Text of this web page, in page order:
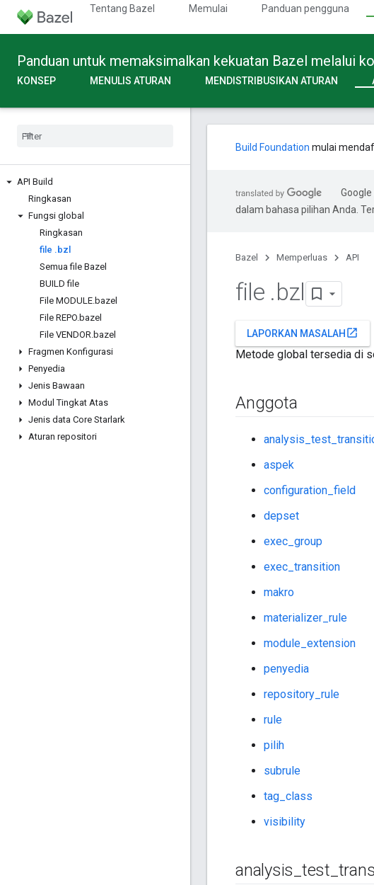
Tentang Bazel Memulai Panduan pengguna
Panduan untuk memaksimalkan kekuatan Bazel melalui
KONSEP MENULIS ATURAN MENDISTRIBUSIKAN ATURAN
API Build
Ringkasan
Fungsi global
Ringkasan
file . bzl
Semua file Bazel
BUILD file
File MODULE.bazel
File REPO.bazel
File VENDOR.bazel
Fragmen Konfigurasi
Penyedia
Jenis Bawaan
Modul Tingkat Atas
Jenis data Core Starlark
Aturan repositori
Build Foundation mulai
dalam bahasa pilihan Anda.
Bazel Memperluas API
file .bzl
LAPORKAN MASALAH open_in_new
Metode global tersedia di
Anggota
aspek
configuration_field
depset
exec_group
exec_transition
makro
materializer_rule
module_extension
penyedia
repository_rule
rule
pilih
subrule
tag_class
visibility
analysis test